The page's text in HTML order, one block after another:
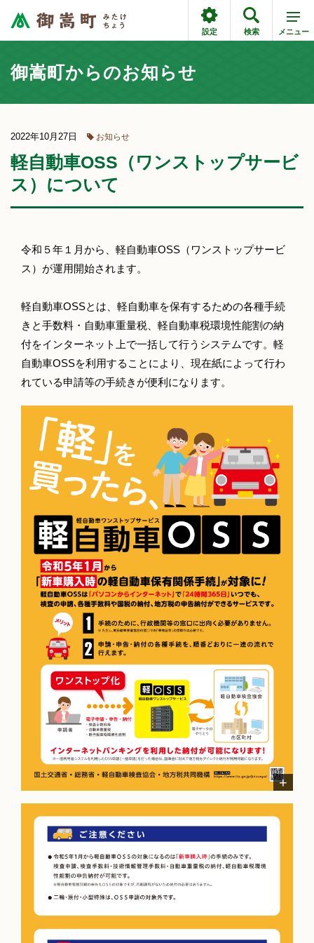
設定 検索 メニュー
御嵩町からのお知らせ
2022年10月27日 お知らせ
軽自動車OSS（ワンストップサービ
ス）について
令和５年１月から、軽自動車OSS（ワンストップサービ
ス）が運用開始されます。
軽自動車OSSとは、軽自動車を保有するための各種手続
きと手数料・自動車重量税、軽自動車税環境性能割の納
付をインターネット上で一括して行うシステムです。軽
自動車OSSを利用することにより、現在紙によって行わ
れている申請等の手続きが便利になります。